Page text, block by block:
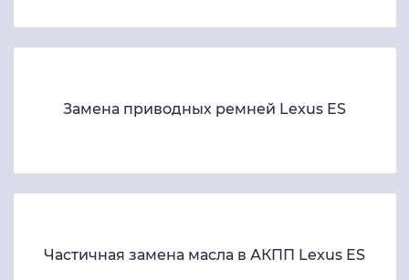
Замена приводных ремней Lexus ES
Частичная замена масла в АКПП Lexus ES